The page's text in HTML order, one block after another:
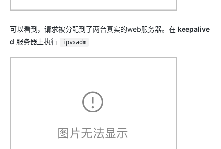
可以看到，请求被分配到了两台真实的web服务器。在 keepalive
d 服务器上执行 ipvsadm